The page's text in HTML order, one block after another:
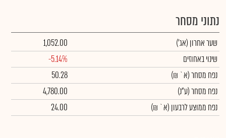
נתוני מסחר
שער אחרון (אג')
1,052.00
שינוי באחוזים
-5.14%
נפח מסחר(א` ₪)
50.28
נפח מסחר(ע"נ)
4,780.00
נפח ממוצע לרבעון (א` ₪)
24.00